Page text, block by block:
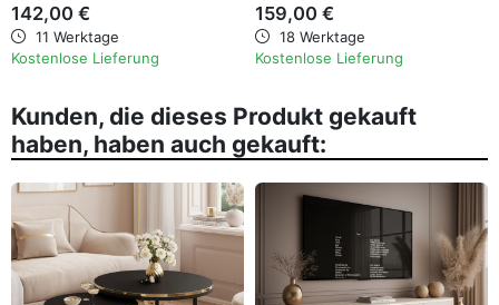
142,00 €
11 Werktage
Kostenlose Lieferung
159,00 €
18 Werktage
Kostenlose Lieferung
Kunden, die dieses Produkt gekauft
haben, haben auch gekauft: